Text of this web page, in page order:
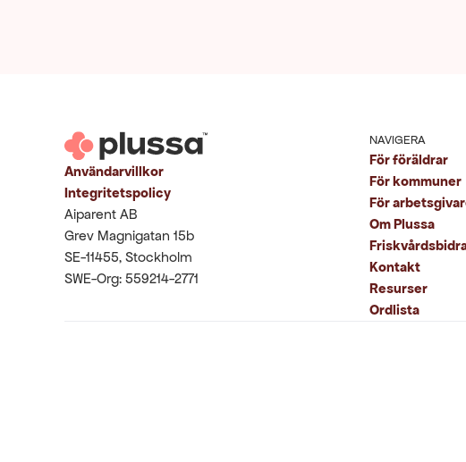
Användarvillkor
Integritetspolicy
Aiparent AB
Grev Magnigatan 15b
SE-11455, Stockholm
SWE-Org: 559214-2771
NAVIGERA
För föräldrar
För kommuner
För
Om Plussa
Kontakt
Resurser
Ordlista